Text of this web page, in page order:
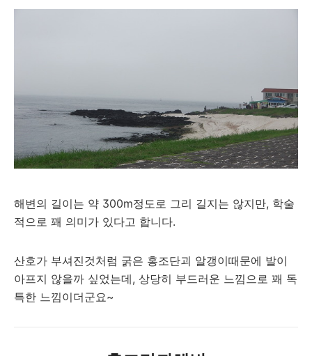
해변의 길이는 약 300m정도로 그리 길지는 않지만, 학술
적으로 꽤 의미가 있다고 합니다.
산호가 부셔진것처럼 굵은 홍조단괴 알갱이때문에 발이
아프지 않을까 싶었는데, 상당히 부드러운 느낌으로 꽤 독
특한 느낌이더군요~